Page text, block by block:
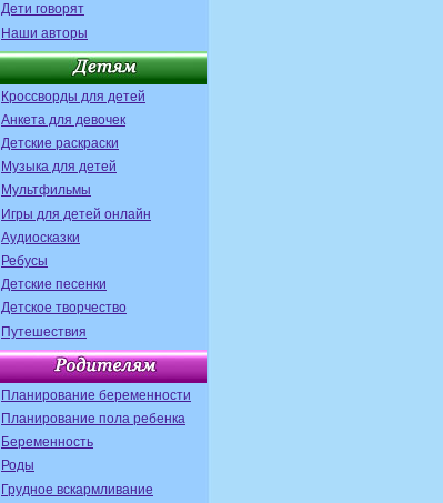
Дети говорят
Наши авторы
Кроссворды для детей
Анкета для девочек
Детские раскраски
Музыка для детей
Мультфильмы
Игры для детей онлайн
Аудиосказки
Ребусы
Детские песенки
Детское творчество
Путешествия
Планирование беременности
Планирование пола ребенка
Беременность
Роды
Грудное вскармливание